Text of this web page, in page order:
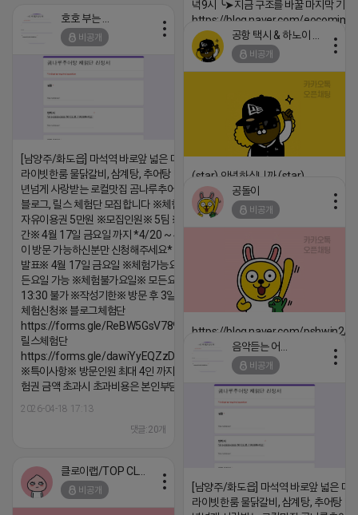
녁9시 ╰➤지금 구조를 바꿀 마지막 기회
https://blog.naver.com/eocomim/
2026-04-18 17:15
비공개
[남양주/화도읍] 마석역 바로앞 넓은 매장과, 프
라이빗한룸 물닭갈비, 삼계탕, 추어탕 맛집 10
년넘게 사랑받는 로컬맛집 곰나루추어탕에서
블로그, 릴스 체험단 모집합니다 ※체험메뉴※
자유이용권 5만원 ※모집인원※ 5팀 ※모집기
간※ 4월 17일 금요일 까지 *4/20 ~ 4/26 사
이 방문 가능하신분만 신청해주세요* ※체험단
발표※ 4월 17일 금요일 ※체험가능요일※ 모
든요일 가능 ※체험불가요일※ 모든요일 12 ~
13:30 불가 ※작성기한※ 방문 후 3일 이내 ※
체험신청※ 블로그체험단
https://forms.gle/ReBW5GsV789ur2Pz6
릴스체험단
https://forms.gle/dawiYyEQZzDdqf8W8
※특이사항※ 방문인원 최대 4인 까지 가능 체
험권 금액 초과시 초과비용은 본인부담입니다.
2026-04-18 17:13
댓글:20개
비공개
(star) 안녕하십니까 (star)
2026-04-18 17:12
공돌이
비공개
https://blog.naver.com/pshwin2/
2026-04-18 17:12
비공개
[남양주/화도읍] 마석역 바로앞 넓은 매
라이빗한룸 물닭갈비, 삼계탕, 추어탕 맛
비공개